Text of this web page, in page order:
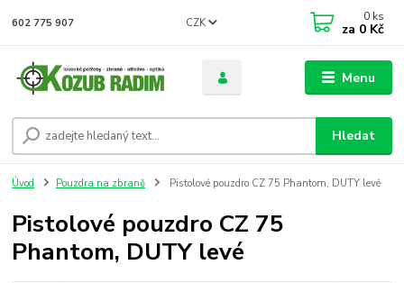
Menu
CZK
Hledat
602 775 907 0 ks
za 0 Kč
Úvod Pouzdra na zbraně Pistolové pouzdro CZ 75 Phantom, DUTY levé
Pistolové pouzdro CZ 75
Phantom, DUTY levé